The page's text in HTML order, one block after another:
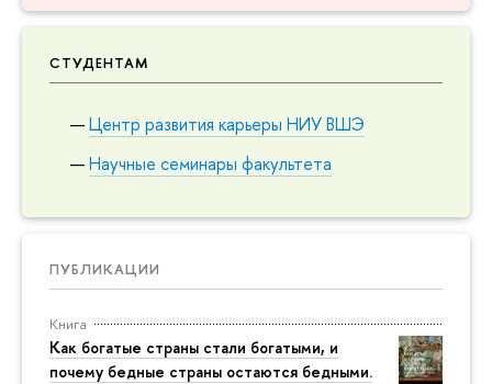
СТУДЕНТАМ
Центр развития карьеры НИУ ВШЭ
Научные семинары факультета
ПУБЛИКАЦИИ
Книга
Как богатые страны стали богатыми, и
почему бедные страны остаются бедными.